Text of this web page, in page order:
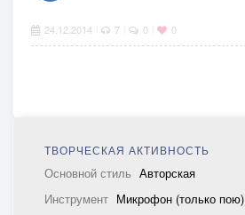
24.12.2014 7 0 0
ТВОРЧЕСКАЯ АКТИВНОСТЬ
Основной стиль Авторская
Инструмент Микрофон (только пою)